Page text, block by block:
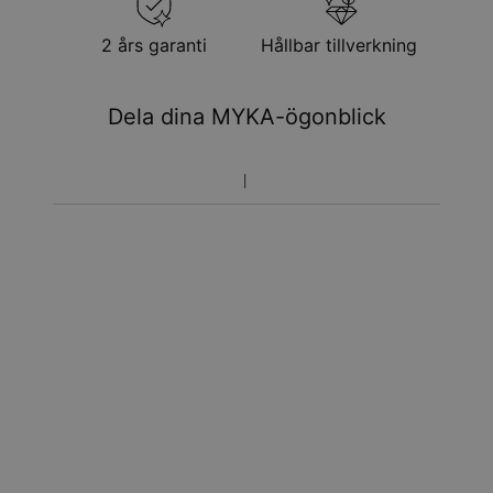
2 års garanti Hållbar tillverkning
Dela dina MYKA-ögonblick